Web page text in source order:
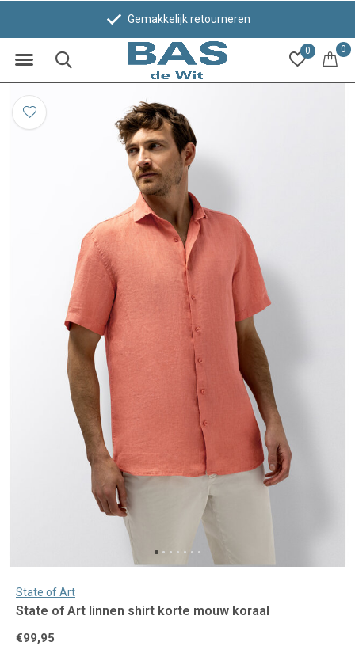
0 0
Gemakkelijk retourneren
State of Art
State of Art linnen shirt korte mouw koraal
€99,95